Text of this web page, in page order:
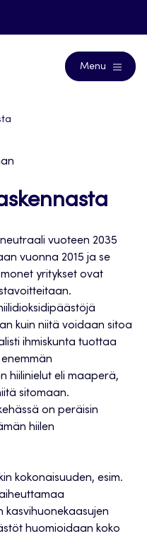
Menu
vuoteen 2035
vuonna 2015 ja se
yritykset ovat
kuin niitä voidaan sitoa
ihmiskunta tuottaa
hiilinielut eli maaperä,
sitomaan.
on peräisin
hiilen
kokonaisuuden, esim.
kasvihuonekaasujen
huomioidaan koko